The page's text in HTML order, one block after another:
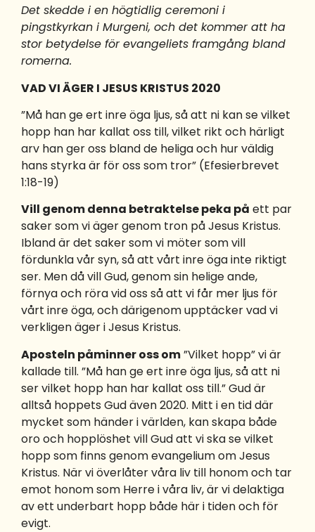
Det skedde i en högtidlig ceremoni i
pingstkyrkan i Murgeni, och det kommer att ha
stor betydelse för evangeliets framgång bland
romerna.
VAD VI ÄGER I JESUS KRISTUS 2020
”Må han ge ert inre öga ljus, så att ni kan se vilket
hopp han har kallat oss till, vilket rikt och härligt
arv han ger oss bland de heliga och hur väldig
hans styrka är för oss som tror” (Efesierbrevet
1:18-19)
Vill genom denna betraktelse peka på ett par
saker som vi äger genom tron på Jesus Kristus.
Ibland är det saker som vi möter som vill
fördunkla vår syn, så att vårt inre öga inte riktigt
ser. Men då vill Gud, genom sin helige ande,
förnya och röra vid oss så att vi får mer ljus för
vårt inre öga, och därigenom upptäcker vad vi
verkligen äger i Jesus Kristus.
Aposteln påminner oss om”Vilket hopp” vi är
kallade till. ”Må han ge ert inre öga ljus, så att ni
ser vilket hopp han har kallat oss till.” Gud är
alltså hoppets Gud även 2020. Mitt i en tid där
mycket som händer i världen, kan skapa både
oro och hopplöshet vill Gud att vi ska se vilket
hopp som finns genom evangelium om Jesus
Kristus. När vi överlåter våra liv till honom och tar
emot honom som Herre i våra liv, är vi delaktiga
av ett underbart hopp både här i tiden och för
evigt.